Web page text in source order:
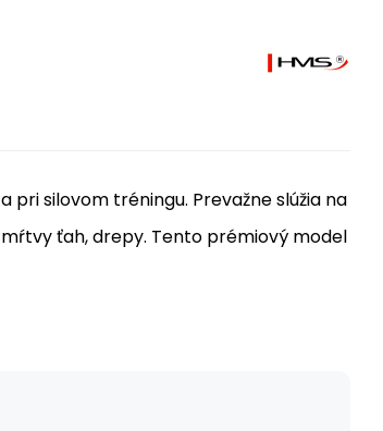
pri silovom tréningu. Prevažne slúžia na
ťah, drepy. Tento prémiový model